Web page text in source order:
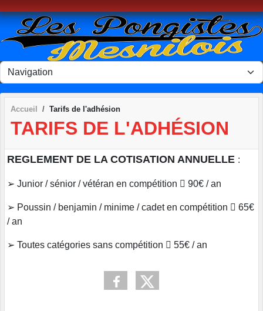
Accueil Tarifs de l'adhésion
TARIFS DE L'ADHÉSION
REGLEMENT DE LA COTISATION ANNUELLE :
➢ Junior / sénior / vétéran en compétition  90€ / an
➢ Poussin / benjamin / minime / cadet en compétition  65€
/ an
➢ Toutes catégories sans compétition  55€ / an